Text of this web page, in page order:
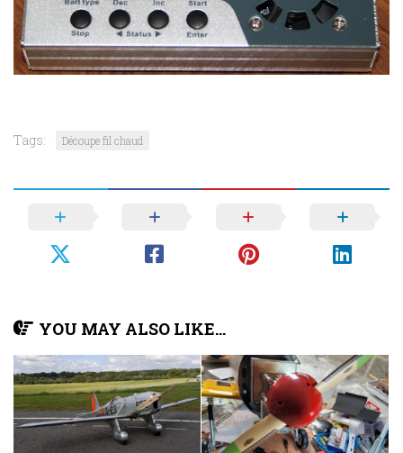
Tags: Découpe fil chaud
YOU MAY ALSO LIKE...